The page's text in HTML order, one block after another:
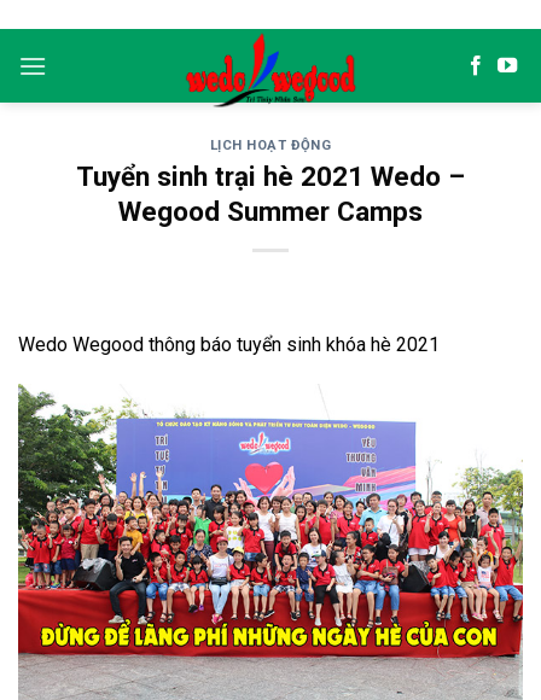
content
LỊCH HOẠT ĐỘNG
Tuyển sinh trại hè 2021 Wedo –
Wegood Summer Camps
Wedo Wegood thông báo tuyển sinh khóa hè 2021